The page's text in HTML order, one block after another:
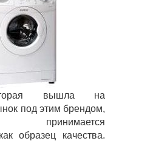
вышла на
под этим брендом,
принимается
образец качества.